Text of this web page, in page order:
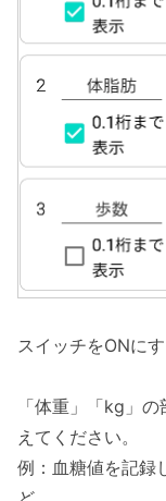
スイッチをONに
「体重」「kg」
えてください。
例：血糖値を記録